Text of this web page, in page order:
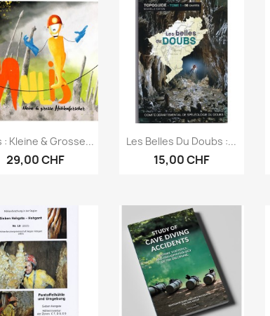
Aperçu rapide
: Kleine & Grosse...
29,00 CHF
Aperçu rapide
Les Belles Du Doubs :...
15,00 CHF